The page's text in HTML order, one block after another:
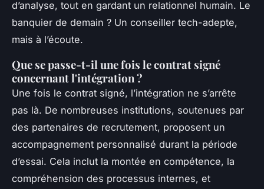
d’analyse, tout en gardant un relationnel humain. Le
banquier de demain ? Un conseiller tech-adepte,
mais à l’écoute.
Que se passe-t-il une fois le contrat signé
concernant l'intégration ?
Une fois le contrat signé, l’intégration ne s’arrête
pas là. De nombreuses institutions, soutenues par
des partenaires de recrutement, proposent un
accompagnement personnalisé durant la période
d’essai. Cela inclut la montée en compétence, la
compréhension des processus internes, et